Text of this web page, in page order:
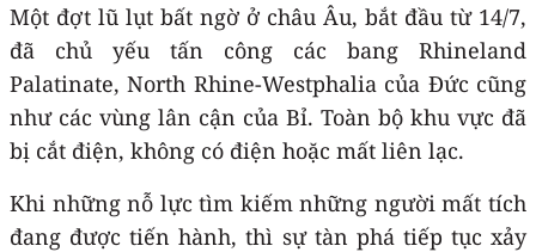
Một đợt lũ lụt bất ngờ ở châu Âu, bắt đầu từ 14/7,
đã chủ yếu tấn công các bang Rhineland
Palatinate, North Rhine-Westphalia của Đức cũng
như các vùng lân cận của Bỉ. Toàn bộ khu vực đã
bị cắt điện, không có điện hoặc mất liên lạc.
Khi những nỗ lực tìm kiếm những người mất tích
đang được tiến hành, thì sự tàn phá tiếp tục xảy